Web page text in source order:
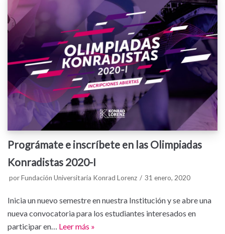
Prográmate e inscríbete en las Olimpiadas
Konradistas 2020-I
porFundación Universitaria Konrad Lorenz 31 enero, 2020
Inicia un nuevo semestre en nuestra Institución y se abre una
nueva convocatoria para los estudiantes interesados en
participar en… Leer más »